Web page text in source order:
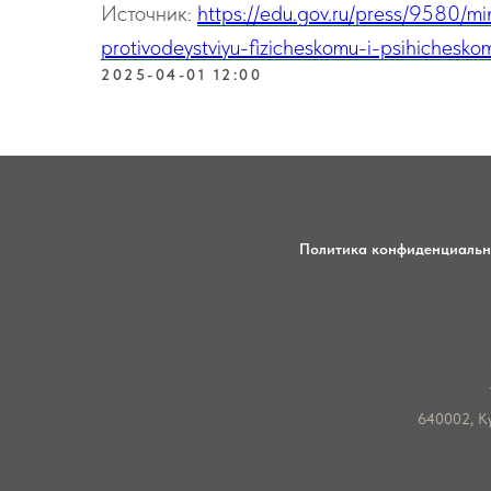
Источник: https://edu.gov.ru/press/9580/
protivodeystviyu-fizicheskomu-i-
2025-04-01 12:00
Политика
640002,